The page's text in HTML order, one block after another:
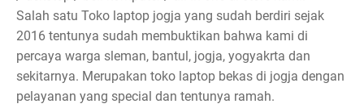
Salah satu Toko laptop jogja yang sudah berdiri sejak
2016 tentunya sudah membuktikan bahwa kami di
percaya warga sleman, bantul, jogja, yogyakrta dan
sekitarnya. Merupakan toko laptop bekas di jogja dengan
pelayanan yang special dan tentunya ramah.